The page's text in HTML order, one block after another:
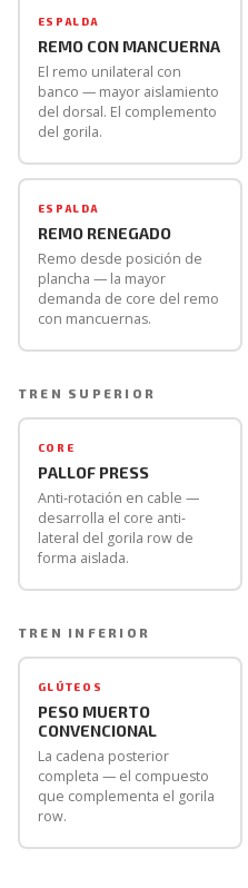
ESPALDA
REMO CON MANCUERNA
El remo unilateral con
banco — mayor aislamiento
del dorsal. El complemento
del gorila.
ESPALDA
REMO RENEGADO
Remo desde posición de
plancha — la mayor
demanda de core del remo
con mancuernas.
TREN SUPERIOR
CORE
PALLOF PRESS
Anti-rotación en cable —
desarrolla el core anti-
lateral del gorila row de
forma aislada.
TREN INFERIOR
GLÚTEOS
PESO MUERTO
CONVENCIONAL
La cadena posterior
completa — el compuesto
que complementa el gorila
row.